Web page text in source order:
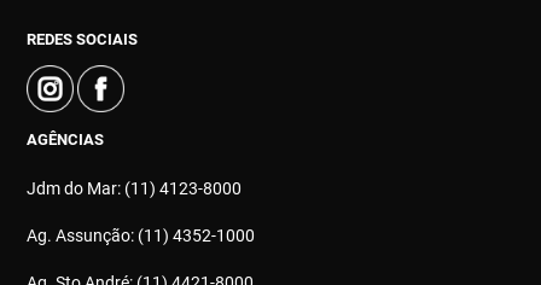
REDES SOCIAIS
AGÊNCIAS
Jdm do Mar: (11) 4123-8000
Ag. Assunção: (11) 4352-1000